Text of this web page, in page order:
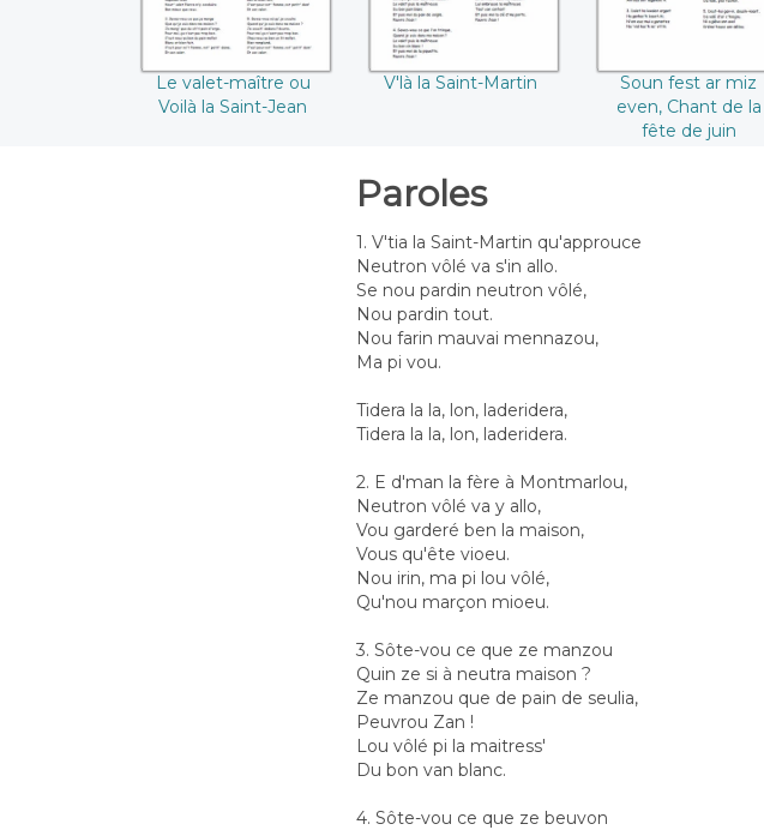
Le valet-maître ou
Voilà la Saint-Jean
V'là la Saint-Martin
Soun fest ar miz
even, Chant de la
fête de juin
Paroles
1. V'tia la Saint-Martin qu'approuce
Neutron vôlé va s'in allo.
Se nou pardin neutron vôlé,
Nou pardin tout.
Nou farin mauvai mennazou,
Ma pi vou.
Tidera la la, lon, laderidera,
Tidera la la, lon, laderidera.
2. E d'man la fère à Montmarlou,
Neutron vôlé va y allo,
Vou garderé ben la maison,
Vous qu'ête vioeu.
Nou irin, ma pi lou vôlé,
Qu'nou marçon mioeu.
3. Sôte-vou ce que ze manzou
Quin ze si à neutra maison ?
Ze manzou que de pain de seulia,
Peuvrou Zan !
Lou vôlé pi la maitress'
Du bon van blanc.
4. Sôte-vou ce que ze beuvon